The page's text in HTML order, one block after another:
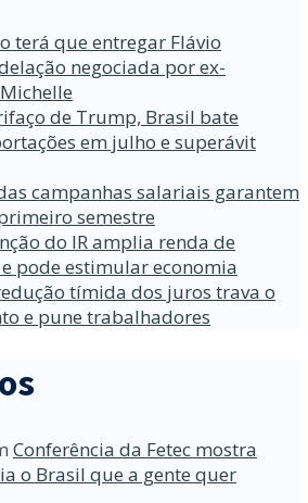
terá que entregar Flávio
negociada por ex-
de Trump, Brasil bate
em julho e superávit
campanhas salariais garantem
semestre
do IR amplia renda de
pode estimular economia
tímida dos juros trava o
e pune trabalhadores
Conferência da Fetec mostra
o Brasil que a gente quer